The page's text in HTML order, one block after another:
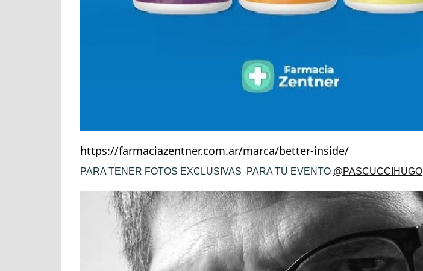
https://farmaciazentner.com.ar/marca/better-inside/
PARA TENER FOTOS EXCLUSIVAS PARA TU EVENTO @PASCUCCIHUGO